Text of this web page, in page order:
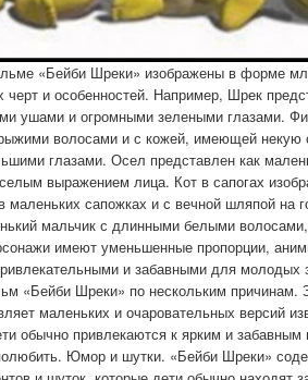
«Бейби Шреки» изображены в форме
черт и особенностей. Например, Шрек
ушами и огромными зелеными глазами.
волосами и с кожей, имеющей некую
глазами. Осел представлен как
выражением лица. Кот в сапогах
маленьких сапожках и с вечной шляпой на
мальчик с длинными белыми
имеют уменьшенные пропорции,
и забавными для молодых
«Бейби Шреки» по нескольким причинам.
маленьких и очаровательных версий
обычно привлекаются к ярким и забавным
Юмор и шутки. «Бейби Шреки»